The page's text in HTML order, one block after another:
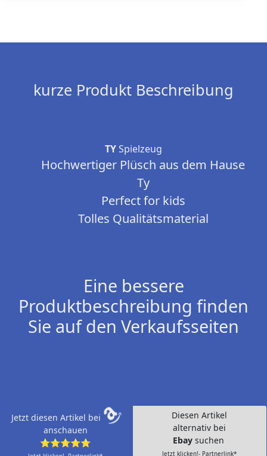
kurze Produkt Beschreibung
TYSpielzeug
Hochwertiger Plüsch aus dem Hause
Ty
Perfect for kids
Tolles Qualitätsmaterial
Eine bessere
Produktbeschreibung finden
Sie auf den Verkaufsseiten
Jetzt diesen Artikel bei
anschauen
⭐⭐⭐⭐⭐
Diesen Artikel
alternativ bei
Ebay suchen
Jetzt klicken!- Partnerlink*